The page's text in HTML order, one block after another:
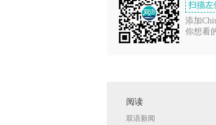
扫描左
添加
你想看
阅读
双语新闻